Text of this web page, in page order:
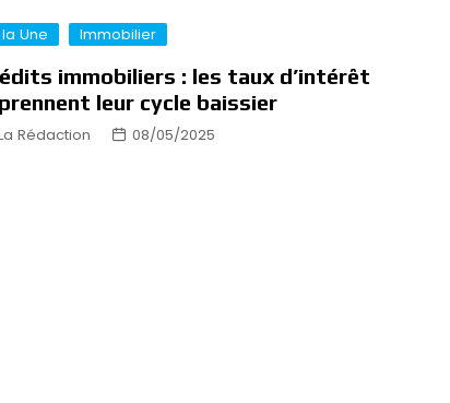
Une Immobilier
immobiliers : les taux d’intérêt
leur cycle baissier
Rédaction 08/05/2025